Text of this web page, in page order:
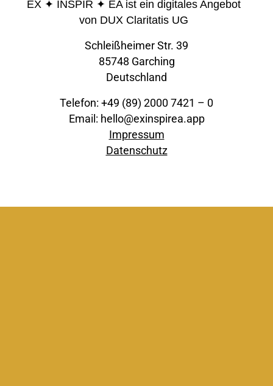
EX ✦ INSPIR ✦ EA ist ein digitales Angebot
von DUX Claritatis UG
Schleißheimer Str. 39
85748 Garching
Deutschland
Telefon: +49 (89) 2000 7421 – 0
Email: hello@exinspirea.app
Impressum
Datenschutz